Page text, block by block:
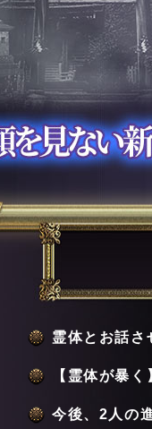
霊体とお話さ
【霊体が暴
今後、2人の